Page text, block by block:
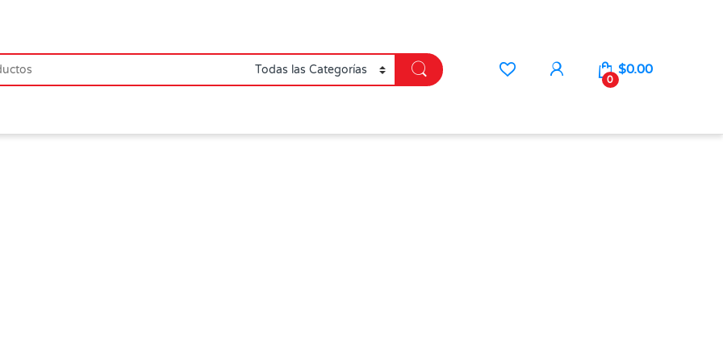
0
$0.00